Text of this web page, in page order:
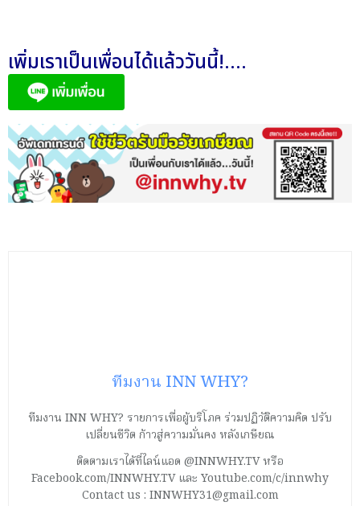
เพิ่มเราเป็นเพื่อนได้แล้ววันนี้!....
ทีมงาน INN WHY?
ทีมงาน INN WHY? รายการเพื่อผู้บริโภค ร่วมปฏิวัติความคิด ปรับ
เปลี่ยนชีวิต ก้าวสู่ความมั่นคง หลังเกษียณ
ติดตามเราได้ที่ไลน์แอด @INNWHY.TV หรือ
Facebook.com/INNWHY.TV และ Youtube.com/c/innwhy
Contact us : INNWHY31@gmail.com